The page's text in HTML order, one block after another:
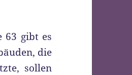
63 gibt es
die
sollen